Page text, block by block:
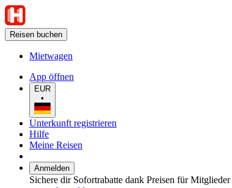
Reisen buchen
Mietwagen
App öffnen
EUR
•
Unterkunft registrieren
Hilfe
Meine Reisen
Anmelden
Sichere dir Sofortrabatte dank Preisen für Mitglieder